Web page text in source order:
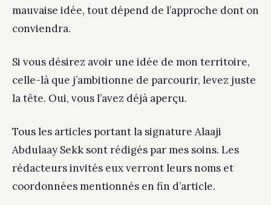
mauvaise idée, tout dépend de l’approche dont on
conviendra.
Si vous désirez avoir une idée de mon territoire,
celle-là que j’ambitionne de parcourir, levez juste
la tête. Oui, vous l’avez déjà aperçu.
Tous les articles portant la signature Alaaji
Abdulaay Sekk sont rédigés par mes soins. Les
rédacteurs invités eux verront leurs noms et
coordonnées mentionnés en fin d’article.